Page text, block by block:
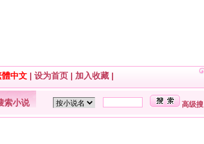
體中文 | 设为首页 | 加入收藏 |
索小说 高级搜